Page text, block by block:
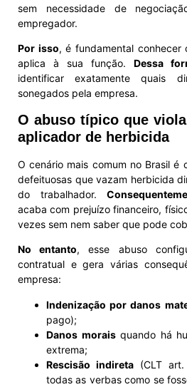
sem necessidade de
empregador.
Por isso, é fundamental conhecer
aplica à sua função. Dessa
identificar exatamente quais
sonegados pela empresa.
O abuso típico que
aplicador de herbicida
O cenário mais comum no Brasil é
defeituosas que vazam herbicida
do trabalhador.
acaba com prejuízo financeiro,
vezes sem nem saber que pode
No entanto, esse abuso
contratual e gera várias
empresa:
Indenização por danos
pago);
Danos moraisquando há
extrema;
Rescisão indireta(CLT art.
todas as verbas como se